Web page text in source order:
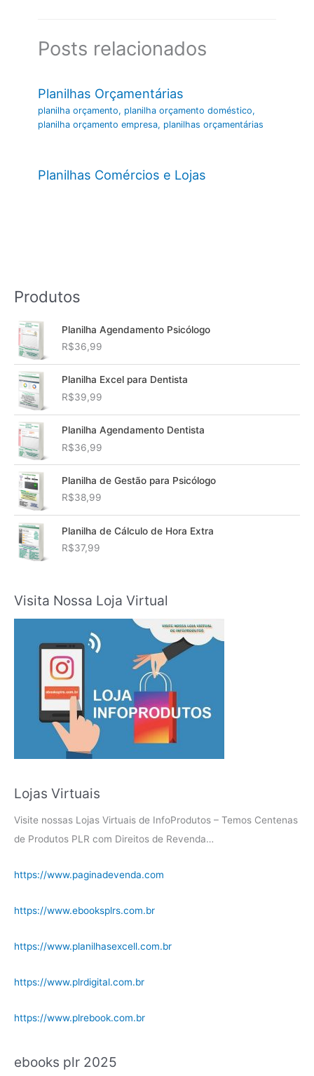
Posts relacionados
Planilhas Orçamentárias
planilha orçamento, planilha orçamento doméstico,
planilha orçamento empresa, planilhas orçamentárias
Planilhas Comércios e Lojas
Produtos
Planilha Agendamento Psicólogo
R$36,99
Planilha Excel para Dentista
R$39,99
Planilha Agendamento Dentista
R$36,99
Planilha de Gestão para Psicólogo
R$38,99
Planilha de Cálculo de Hora Extra
R$37,99
Visita Nossa Loja Virtual
Lojas Virtuais
Visite nossas Lojas Virtuais de InfoProdutos – Temos Centenas
de Produtos PLR com Direitos de Revenda…
https://www.paginadevenda.com
https://www.ebooksplrs.com.br
https://www.planilhasexcell.com.br
https://www.plrdigital.com.br
https://www.plrebook.com.br
ebooks plr 2025